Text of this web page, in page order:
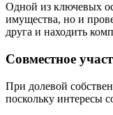
Одной из ключевых
имущества, но и
друга и находить
Совместное
При долевой
поскольку интересы